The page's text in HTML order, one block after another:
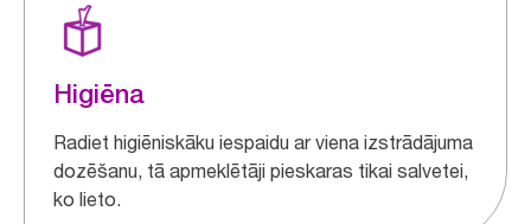
Higiēna
Radiet higiēniskāku iespaidu ar viena izstrādājuma
dozēšanu, tā apmeklētāji pieskaras tikai salvetei,
ko lieto.